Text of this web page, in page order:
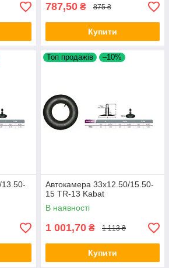
787,50 ₴ 875 ₴
Купити
Топ продажів –10%
Автокамера 33x12.50/15.50-
15 TR-13 Kabat
В наявності
1 001,70 ₴ 1 113 ₴
Купити